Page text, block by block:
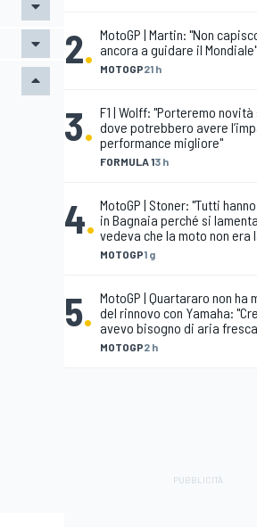
2. MOTOGP21 h
MotoGP | Martin: "Non
ancora a guidare il Mondiale"
3.
FORMULA 13 h
F1 | Wolff: "Porteremo
dove potrebbero avere
performance migliore"
4.
MOTOGP1 g
MotoGP | Stoner: "Tutti
in Bagnaia perché si
vedeva che la moto non era
5.
MOTOGP2 h
MotoGP | Quartararo non ha
del rinnovo con Yamaha:
avevo bisogno di aria